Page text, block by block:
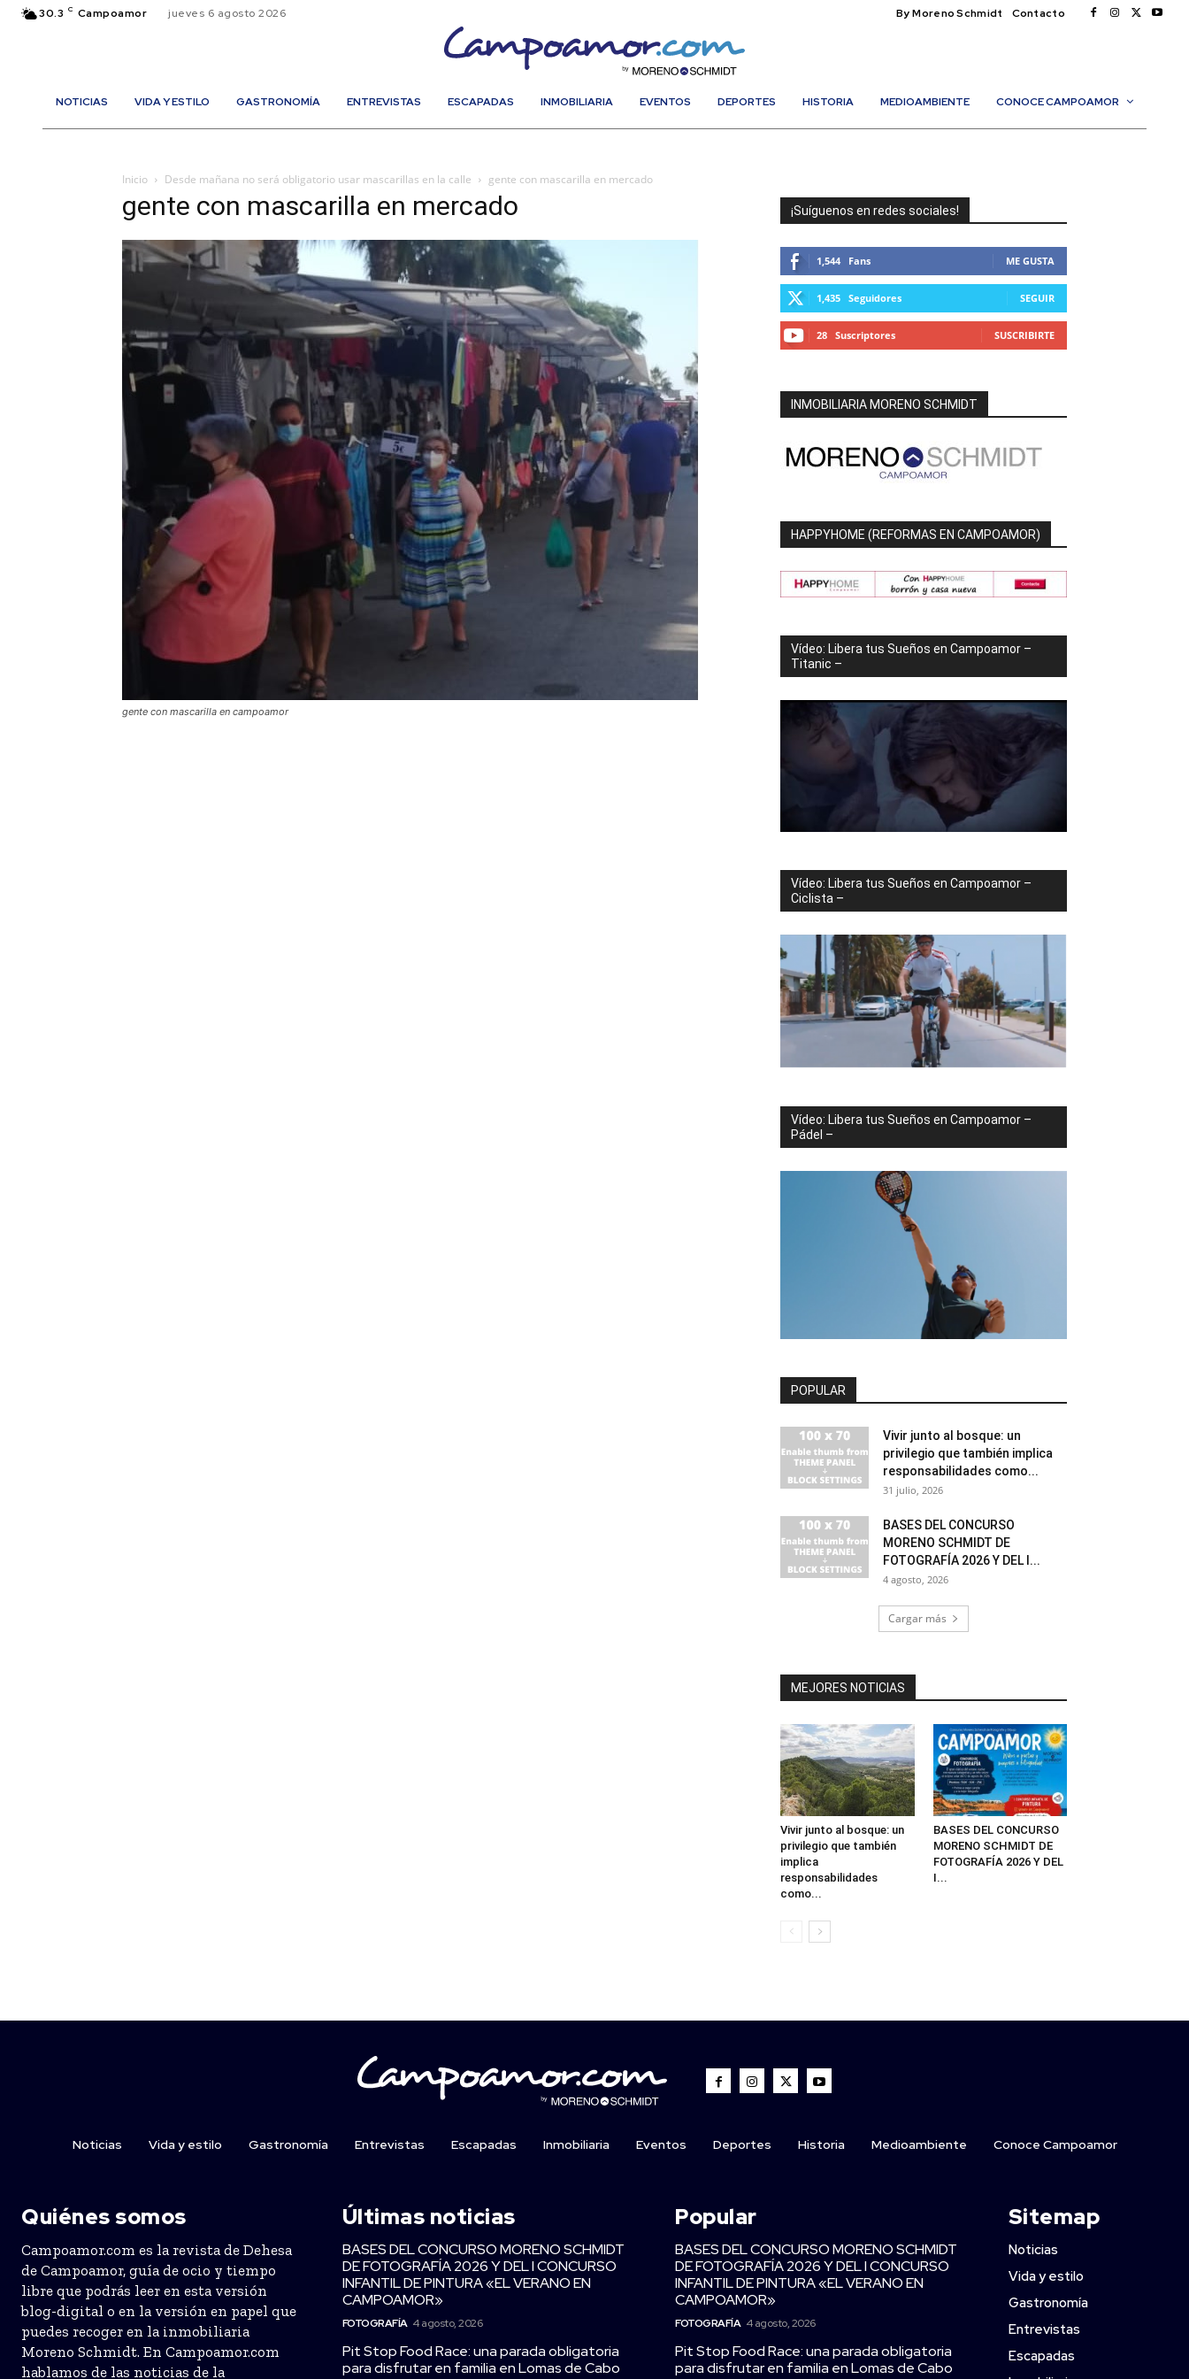
30.3 C Campoamor jueves 6 agosto 2026 By Moreno Schmidt Contacto
NOTICIAS VIDA Y ESTILO GASTRONOMÍA ENTREVISTAS ESCAPADAS INMOBILIARIA EVENTOS DEPORTES HISTORIA MEDIOAMBIENTE CONOCE CAMPOAMOR
Inicio Desde mañana no será obligatorio usar mascarillas en la calle gente con mascarilla en mercado
gente con mascarilla en mercado
gente con mascarilla en campoamor
¡Suíguenos en redes sociales!
1,544 Fans ME GUSTA
1,435 Seguidores SEGUIR
28 Suscriptores SUSCRIBIRTE
INMOBILIARIA MORENO SCHMIDT
HAPPYHOME (REFORMAS EN CAMPOAMOR)
Vídeo: Libera tus Sueños en Campoamor –
Titanic –
Vídeo: Libera tus Sueños en Campoamor –
Ciclista –
Vídeo: Libera tus Sueños en Campoamor –
Pádel –
POPULAR
Vivir junto al bosque: un
privilegio que también implica
responsabilidades como...
31 julio, 2026
BASES DEL CONCURSO
MORENO SCHMIDT DE
FOTOGRAFÍA 2026 Y DEL I...
4 agosto, 2026
Cargar más
MEJORES NOTICIAS
Vivir junto al bosque: un
privilegio que también
implica
responsabilidades
como...
BASES DEL CONCURSO
MORENO SCHMIDT DE
FOTOGRAFÍA 2026 Y DEL
I...
Noticias Vida y estilo Gastronomía Entrevistas Escapadas Inmobiliaria Eventos Deportes Historia Medioambiente Conoce Campoamor
Quiénes somos
Campoamor.com es la revista de Dehesa
de Campoamor, guía de ocio y tiempo
libre que podrás leer en esta versión
blog-digital o en la versión en papel que
puedes recoger en la inmobiliaria
Moreno Schmidt. En Campoamor.com
hablamos de las noticias de la
Últimas noticias
BASES DEL CONCURSO MORENO SCHMIDT
DE FOTOGRAFÍA 2026 Y DEL I CONCURSO
INFANTIL DE PINTURA «EL VERANO EN
CAMPOAMOR»
FOTOGRAFÍA 4 agosto, 2026
Pit Stop Food Race: una parada obligatoria
para disfrutar en familia en Lomas de Cabo
Popular
BASES DEL CONCURSO MORENO SCHMIDT
DE FOTOGRAFÍA 2026 Y DEL I CONCURSO
INFANTIL DE PINTURA «EL VERANO EN
CAMPOAMOR»
FOTOGRAFÍA 4 agosto, 2026
Pit Stop Food Race: una parada obligatoria
para disfrutar en familia en Lomas de Cabo
Sitemap
Noticias
Vida y estilo
Gastronomía
Entrevistas
Escapadas